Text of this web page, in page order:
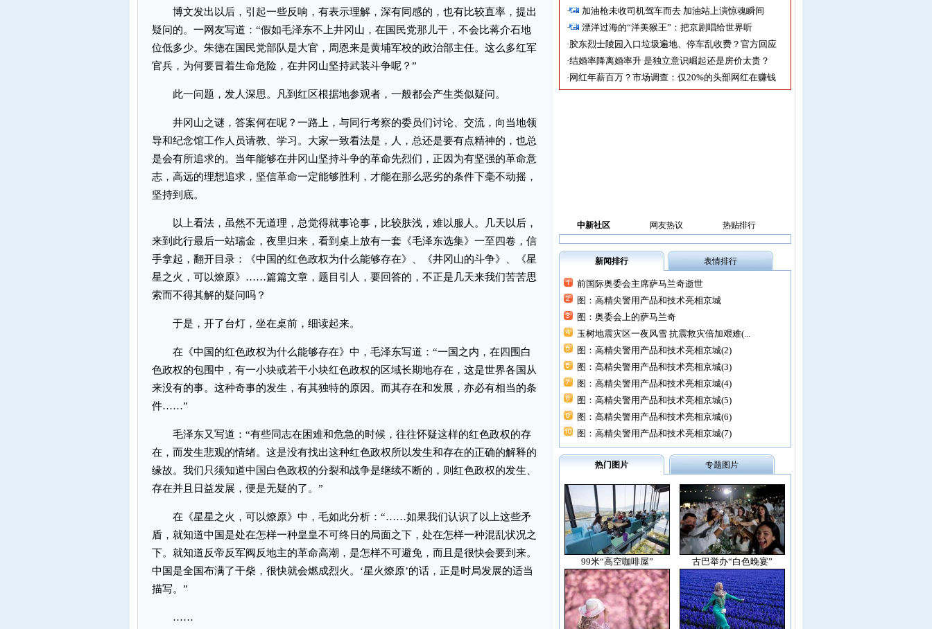
博文发出以后，引起一些反响，有表示理解，深有同感的，也有比较直率，提出
疑问的。一网友写道：“假如毛泽东不上井冈山，在国民党那儿干，不会比蒋介石地
位低多少。朱德在国民党部队是大官，周恩来是黄埔军校的政治部主任。这么多红军
官兵，为何要冒着生命危险，在井冈山坚持武装斗争呢？”
此一问题，发人深思。凡到红区根据地参观者，一般都会产生类似疑问。
井冈山之谜，答案何在呢？一路上，与同行考察的委员们讨论、交流，向当地领
导和纪念馆工作人员请教、学习。大家一致看法是，人，总还是要有点精神的，也总
是会有所追求的。当年能够在井冈山坚持斗争的革命先烈们，正因为有坚强的革命意
志，高远的理想追求，坚信革命一定能够胜利，才能在那么恶劣的条件下毫不动摇，
坚持到底。
以上看法，虽然不无道理，总觉得就事论事，比较肤浅，难以服人。几天以后，
来到此行最后一站瑞金，夜里归来，看到桌上放有一套《毛泽东选集》一至四卷，信
手拿起，翻开目录：《中国的红色政权为什么能够存在》、《井冈山的斗争》、《星
星之火，可以燎原》……篇篇文章，题目引人，要回答的，不正是几天来我们苦苦思
索而不得其解的疑问吗？
于是，开了台灯，坐在桌前，细读起来。
在《中国的红色政权为什么能够存在》中，毛泽东写道：“一国之内，在四围白
色政权的包围中，有一小块或若干小块红色政权的区域长期地存在，这是世界各国从
来没有的事。这种奇事的发生，有其独特的原因。而其存在和发展，亦必有相当的条
件……”
毛泽东又写道：“有些同志在困难和危急的时候，往往怀疑这样的红色政权的存
在，而发生悲观的情绪。这是没有找出这种红色政权所以发生和存在的正确的解释的
缘故。我们只须知道中国白色政权的分裂和战争是继续不断的，则红色政权的发生、
存在并且日益发展，便是无疑的了。”
在《星星之火，可以燎原》中，毛如此分析：“……如果我们认识了以上这些矛
盾，就知道中国是处在怎样一种皇皇不可终日的局面之下，处在怎样一种混乱状况之
下。就知道反帝反军阀反地主的革命高潮，是怎样不可避免，而且是很快会要到来。
中国是全国布满了干柴，很快就会燃成烈火。‘星火燎原’的话，正是时局发展的适当
描写。”
……
·
加油枪未收司机驾车而去 加油站上演惊魂瞬间
·
漂洋过海的“洋美猴王”：把京剧唱给世界听
·胶东烈士陵园入口垃圾遍地、停车乱收费？官方回应
·结婚率降离婚率升 是独立意识崛起还是房价太贵？
· 网红年薪百万？市场调查：仅20%的头部网红在赚钱
中新社区 网友热议 热贴排行
新闻排行 表情排行
前国际奥委会主席萨马兰奇逝世
图：高精尖警用产品和技术亮相京城
图：奥委会上的萨马兰奇
玉树地震灾区一夜风雪 抗震救灾倍加艰难(...
图：高精尖警用产品和技术亮相京城(2)
图：高精尖警用产品和技术亮相京城(3)
图：高精尖警用产品和技术亮相京城(4)
图：高精尖警用产品和技术亮相京城(5)
图：高精尖警用产品和技术亮相京城(6)
图：高精尖警用产品和技术亮相京城(7)
热门图片 专题图片
99米“高空咖啡屋” 古巴举办“白色晚宴”